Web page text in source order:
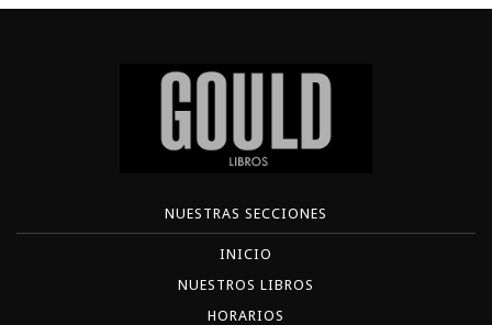
NUESTRAS SECCIONES
INICIO
NUESTROS LIBROS
HORARIOS